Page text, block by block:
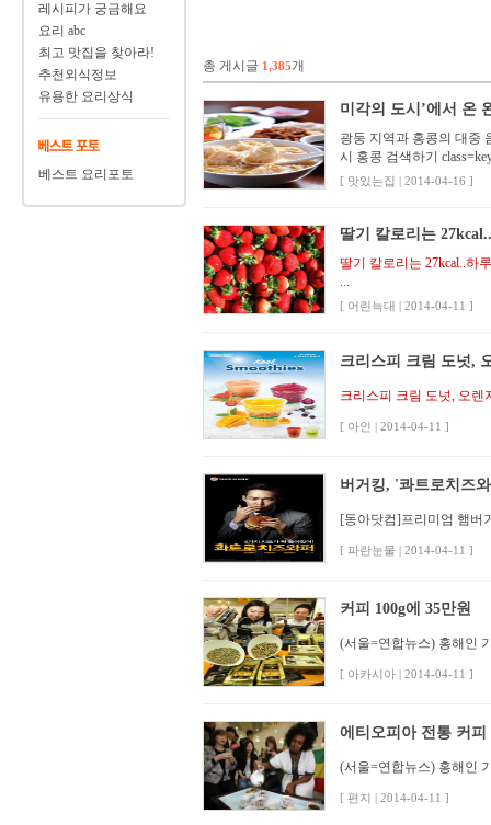
레시피가 궁금해요
요리 abc
최고 맛집을 찾아라!
추천외식정보
유용한 요리상식
베스트 요리포토
총 게시글 1,385개
미각의 도시’에서 온
광둥 지역과 홍콩의 대중
시 홍콩 검색하기
[ 맛있는집 | 2014-04-16 ]
딸기 칼로리는
딸기 칼로리는 27kcal..하
...
[ 어린늑대 | 2014-04-11 ]
크리스피 크림 도넛,
크리스피 크림 도넛, 오렌
[ 아인 | 2014-04-11 ]
버거킹, '콰트로치즈
[동아닷컴]프리미엄 햄버
[ 파란눈물 | 2014-04-11 ]
커피 100g에 35만원
(서울=연합뉴스) 홍해인
[ 아카시아 | 2014-04-11 ]
에티오피아 전통 커피
(서울=연합뉴스) 홍해인
[ 편지 | 2014-04-11 ]